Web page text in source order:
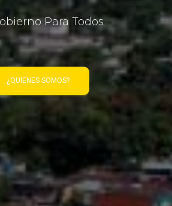
Para Todos
¿QUIENES SOMOS?